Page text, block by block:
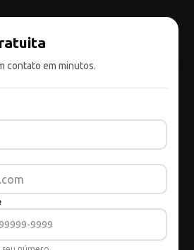
contato em minutos.